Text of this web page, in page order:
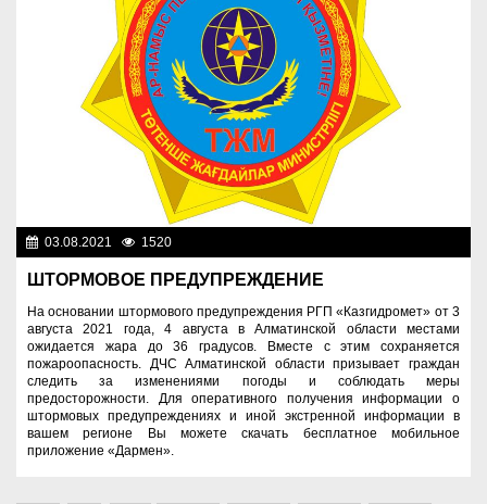
03.08.2021 1520
ШТОРМОВОЕ ПРЕДУПРЕЖДЕНИЕ
На основании штормового предупреждения РГП «Казгидромет» от 3
августа 2021 года, 4 августа в Алматинской области местами
ожидается жара до 36 градусов. Вместе с этим сохраняется
пожароопасность. ДЧС Алматинской области призывает граждан
следить за изменениями погоды и соблюдать меры
предосторожности. Для оперативного получения информации о
штормовых предупреждениях и иной экстренной информации в
вашем регионе Вы можете скачать бесплатное мобильное
приложение «Дармен».